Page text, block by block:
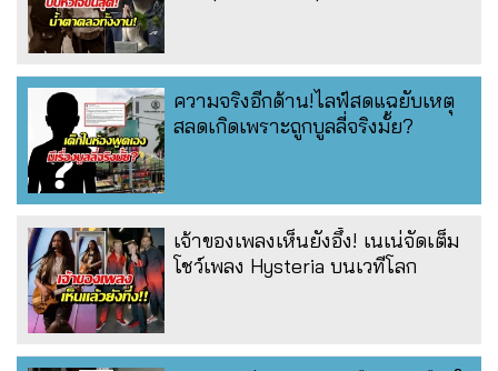
ความจริงอีกด้าน!ไลฟ์สดแฉยับเหตุ
สลดเกิดเพราะถูกบูลลี่จริงมั้ย?
เจ้าของเพลงเห็นยังอึ้ง! เนเน่จัดเต็ม
โชว์เพลง Hysteria บนเวทีโลก